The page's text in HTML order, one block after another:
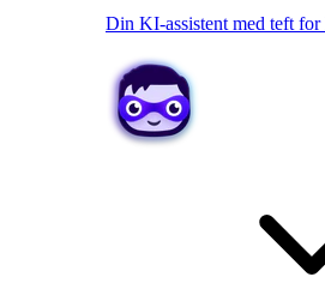
Din KI-assistent med teft for